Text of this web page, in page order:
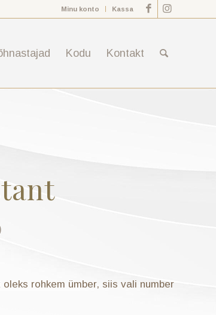
Minu konto Kassa
Kodu Kontakt
rohkem ümber, siis vali number